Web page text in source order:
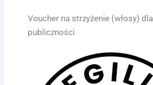
Voucher na strzyżenie (włosy) dla
publiczności